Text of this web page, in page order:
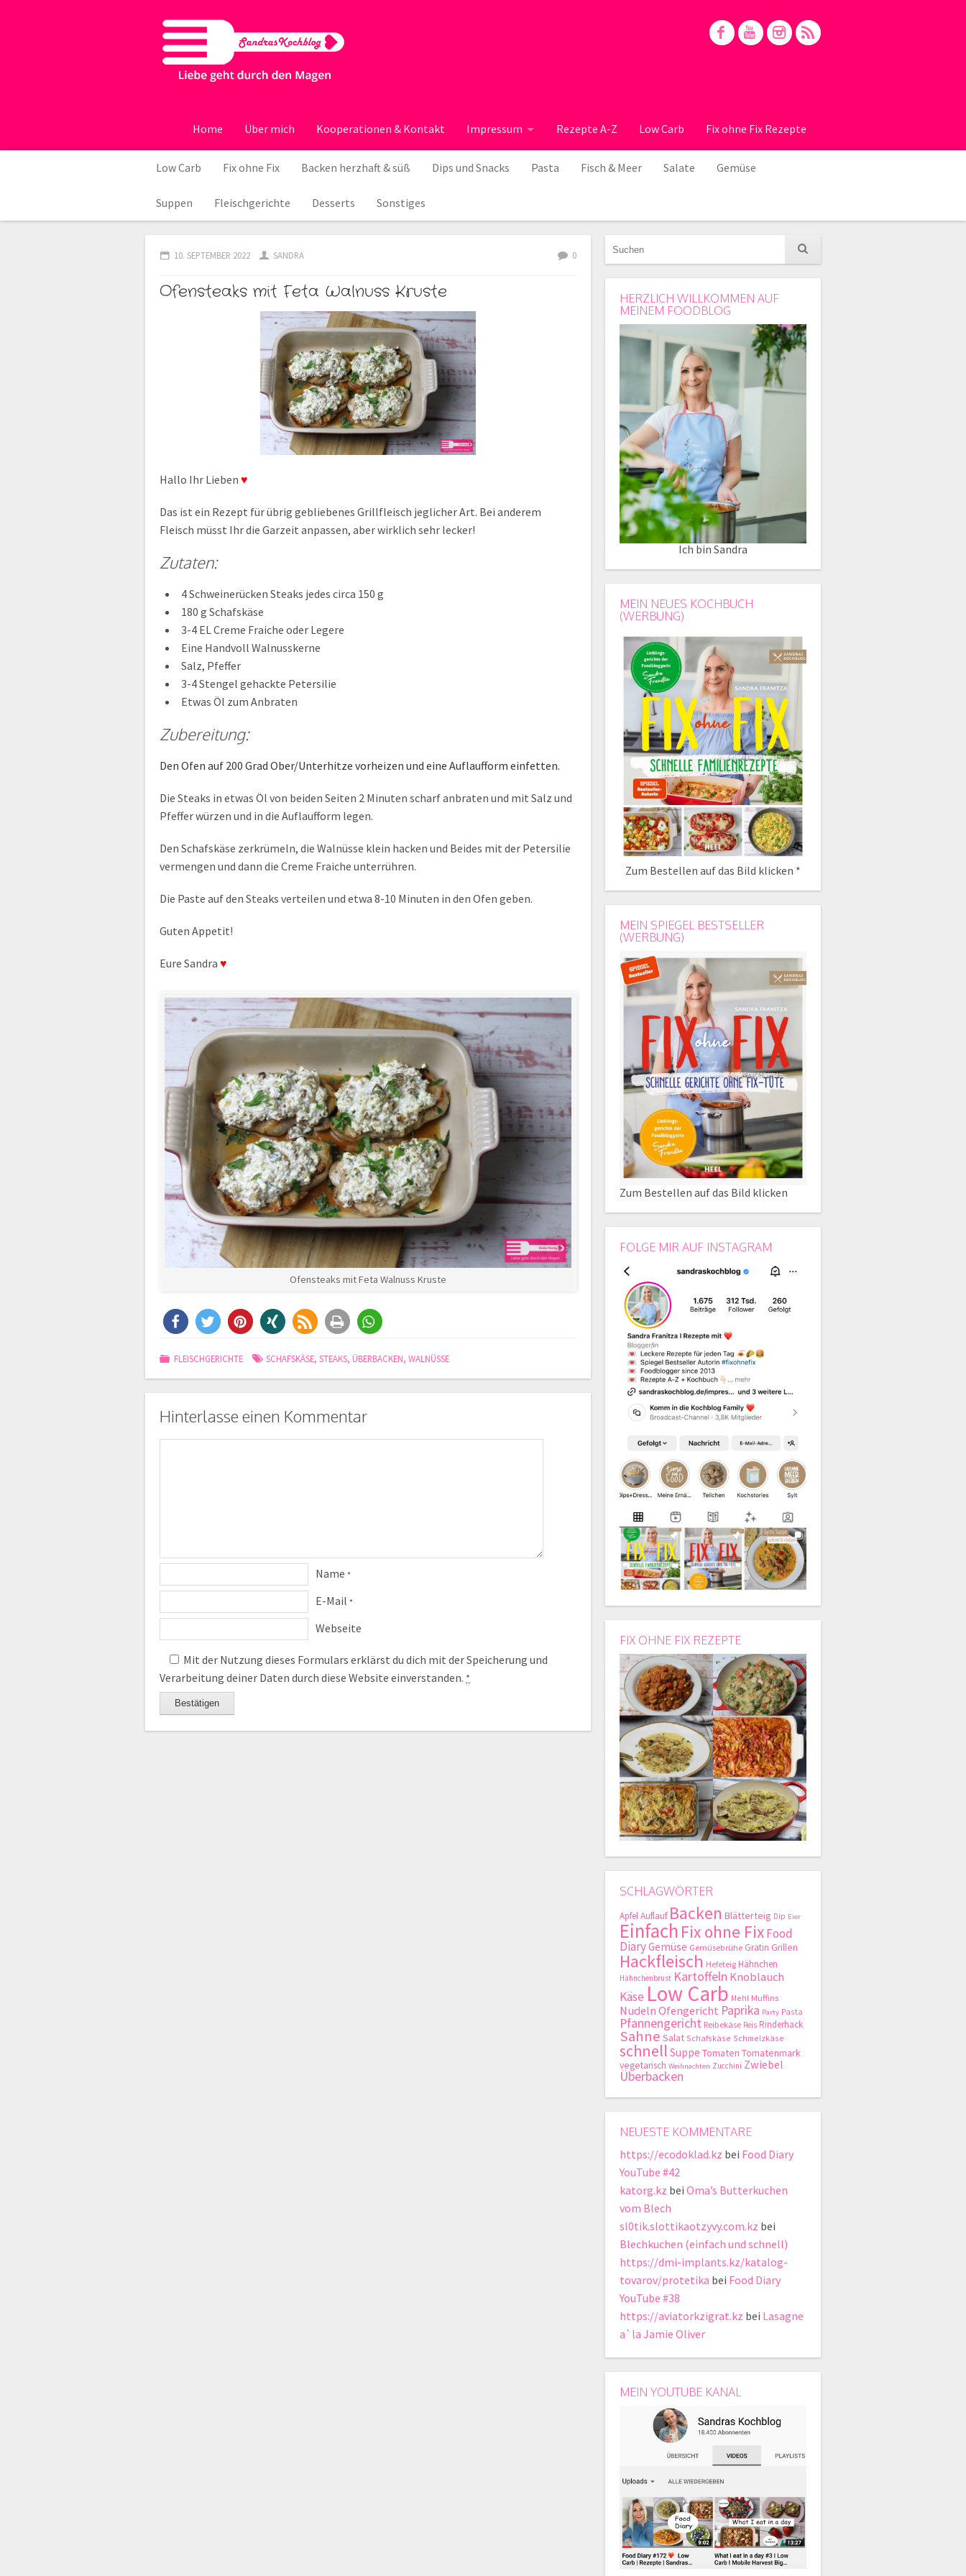
Home Über mich Kooperationen & Kontakt Impressum Rezepte A-Z Low Carb Fix ohne Fix Rezepte
Low Carb Fix ohne Fix Backen herzhaft & süß Dips und Snacks Pasta Fisch & Meer Salate Gemüse
Suppen Fleischgerichte Desserts Sonstiges
10. SEPTEMBER 2022 SANDRA 0
Ofensteaks mit Feta Walnuss Kruste
Hallo Ihr Lieben ♥
Das ist ein Rezept für übrig gebliebenes Grillfleisch jeglicher Art. Bei anderem
Fleisch müsst Ihr die Garzeit anpassen, aber wirklich sehr lecker!
Zutaten:
4 Schweinerücken Steaks jedes circa 150 g
180 g Schafskäse
3-4 EL Creme Fraiche oder Legere
Eine Handvoll Walnusskerne
Salz, Pfeffer
3-4 Stengel gehackte Petersilie
Etwas Öl zum Anbraten
Zubereitung:
Den Ofen auf 200 Grad Ober/Unterhitze vorheizen und eine Auflaufform einfetten.
Die Steaks in etwas Öl von beiden Seiten 2 Minuten scharf anbraten und mit Salz und
Pfeffer würzen und in die Auflaufform legen.
Den Schafskäse zerkrümeln, die Walnüsse klein hacken und Beides mit der Petersilie
vermengen und dann die Creme Fraiche unterrühren.
Die Paste auf den Steaks verteilen und etwa 8-10 Minuten in den Ofen geben.
Guten Appetit!
Eure Sandra ♥
Ofensteaks mit Feta Walnuss Kruste
FLEISCHGERICHTE SCHAFSKÄSE,STEAKS, ÜBERBACKEN,WALNÜSSE
Hinterlasse einen Kommentar
Name *
E-Mail *
Webseite
Mit der Nutzung dieses Formulars erklärst du dich mit der Speicherung und
Verarbeitung deiner Daten durch diese Website einverstanden. *
HERZLICH WILLKOMMEN AUF
MEINEM FOODBLOG
Ich bin Sandra
MEIN NEUES KOCHBUCH
(WERBUNG)
Zum Bestellen auf das Bild klicken *
MEIN SPIEGEL BESTSELLER
(WERBUNG)
Zum Bestellen auf das Bild klicken
FOLGE MIR AUF INSTAGRAM
FIX OHNE FIX REZEPTE
SCHLAGWÖRTER
ApfelAuflauf Backen Blätterteig Dip Eier
Einfach Fix ohne FixFood
DiaryGemüse Gemüsebrühe Gratin Grillen
Hackfleisch Hefeteig Hähnchen
Hähnchenbrust Kartoffeln Knoblauch
Käse Low Carb Mehl Muffins
NudelnOfengericht Paprika Party Pasta
Pfannengericht Reibekäse Reis Rinderhack
Sahne Salat Schafskäse Schmelzkäse
schnell Suppe Tomaten Tomatenmark
vegetarisch Weihnachten Zucchini Zwiebel
Überbacken
NEUESTE KOMMENTARE
https://ecodoklad.kz bei Food Diary
YouTube #42
katorg.kz bei Oma’s Butterkuchen
vom Blech
sl0tik.slottikaotzyvy.com.kz bei
Blechkuchen (einfach und schnell)
https://dmi-implants.kz/katalog-
tovarov/protetika bei Food Diary
YouTube #38
https://aviatorkzigrat.kz bei Lasagne
a`la Jamie Oliver
MEIN YOUTUBE KANAL